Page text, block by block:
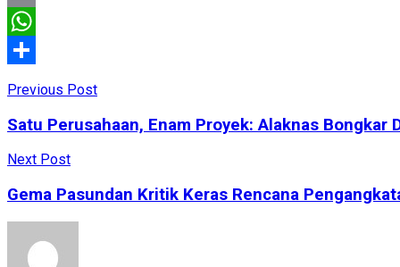
Email
WhatsApp
Previous Post
Satu Perusahaan, Enam Proyek: Alaknas
Next Post
Gema Pasundan Kritik Keras Rencana